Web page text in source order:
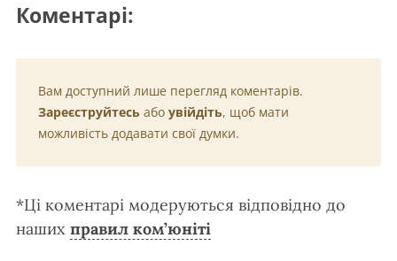
Коментарі:
Вам доступний лише перегляд коментарів.
Зареєструйтесь або увійдіть, щоб мати
можливість додавати свої думки.
*Ці коментарі модеруються відповідно до
наших правил ком’юніті